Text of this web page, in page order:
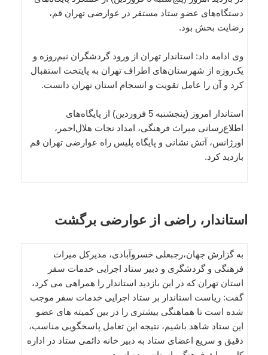
دستگاه‌های عضو ستاد مستقر در عوارضی تهران قم،
رضایت بخش بود.
وی ادامه داد: استاندار تهران از ورود گردشگران نیم‌روزه و
یک‌روزه از شهرستان‌های اطراف تهران به پایتخت استقبال
کرد و آن را عامل تقویت و انسجام استان تهران دانست.
استاندار امروز (پنجشنبه 5 فروردین) از پایگاه‌های
اطلاع‌رسانی میراث فرهنگی، امداد نجات هلال‌احمر،
اورژانس، آتش نشانی و پایگاه پلیس راه عوارضی تهران قم
بازدید کرد.
استاندار، راضی از عوارضی برگشت
به گزارش جهان،رجبعلی خسروآبادی، مدیرکل میراث
فرهنگی و گردشگری و دبیر ستاد اجرایی خدمات سفر
استان تهران که در این بازدید استاندار را همراهی می کرد،
گفت: ریاست استاندار بر ستاد اجرایی خدمات سفر موجب
شده است تا هماهنگی بیشتری را در بین کمیته های عضو
این ستاد شاهد باشیم، نتیجه این تعامل پاسخگویی مناسب،
دقیق و سریع اعضای ستاد به دبیر خانه دائمی ستاد در اداره